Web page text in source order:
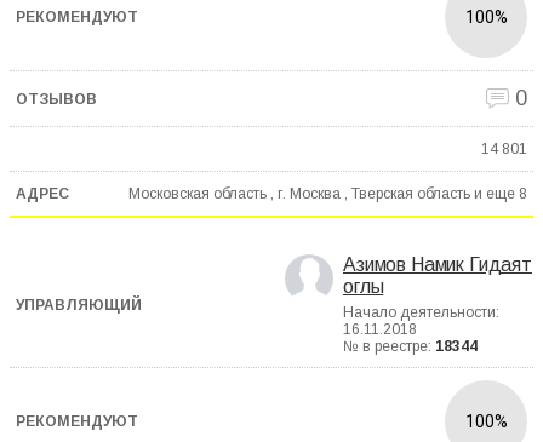
100%
0
14 801
Московская область , г. Москва , Тверская область и еще 8
Азимов Намик Гидаят
оглы
Начало деятельности:
16.11.2018
№ в реестре: 18344
100%